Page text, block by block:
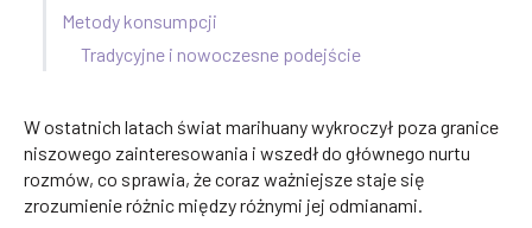
Metody konsumpcji
Tradycyjne i nowoczesne podejście
W ostatnich latach świat marihuany wykroczył poza granice
niszowego zainteresowania i wszedł do głównego nurtu
rozmów, co sprawia, że coraz ważniejsze staje się
zrozumienie różnic między różnymi jej odmianami.